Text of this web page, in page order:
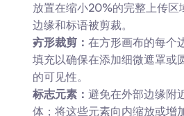
放置在缩小20%的完整上传区
边缘和标语被剪裁。
方形裁剪： 在方形画布的每个
填充以确保在添加细微遮罩或
的可见性。
标志元素： 避免在外部边缘附
体；将这些元素向内缩放或增